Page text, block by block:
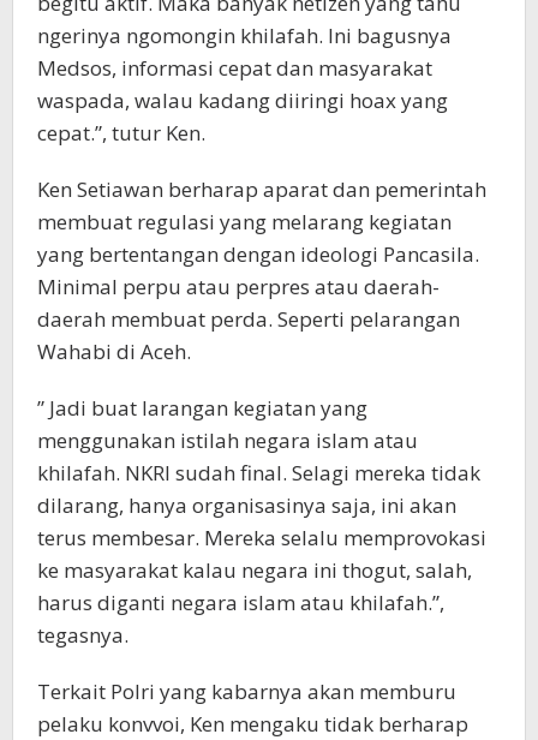
ngerinya ngomongin khilafah. Ini bagusnya
Medsos, informasi cepat dan masyarakat
waspada, walau kadang diiringi hoax yang
cepat.”, tutur Ken.
Ken Setiawan berharap aparat dan pemerintah
membuat regulasi yang melarang kegiatan
yang bertentangan dengan ideologi Pancasila.
Minimal perpu atau perpres atau daerah-
daerah membuat perda. Seperti pelarangan
Wahabi di Aceh.
” Jadi buat larangan kegiatan yang
menggunakan istilah negara islam atau
khilafah. NKRI sudah final. Selagi mereka tidak
dilarang, hanya organisasinya saja, ini akan
terus membesar. Mereka selalu memprovokasi
ke masyarakat kalau negara ini thogut, salah,
harus diganti negara islam atau khilafah.”,
tegasnya.
Terkait Polri yang kabarnya akan memburu
pelaku konvvoi, Ken mengaku tidak berharap